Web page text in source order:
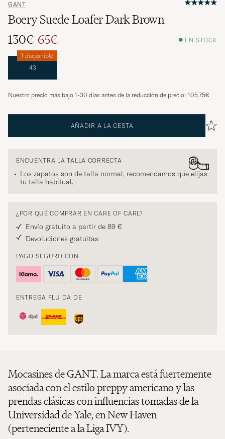
GANT
Boery Suede Loafer Dark Brown
130€ 65€ EN STOCK
43
1 disponible
Nuestro precio más bajo 1-30 días antes de la reducción de precio: 105.75€
AÑADIR A LA CESTA
ENCUENTRA LA TALLA CORRECTA
Los zapatos son de talla normal, recomendamos que elijas
tu talla habitual.
¿POR QUÉ COMPRAR EN CARE OF CARL?
Envío gratuito a partir de 89 €
Devoluciones gratuitas
PAGO SEGURO CON
ENTREGA FLUIDA DE
Mocasines de GANT. La marca está fuertemente
asociada con el estilo preppy americano y las
prendas clásicas con influencias tomadas de la
Universidad de Yale, en New Haven
(perteneciente a la Liga IVY).